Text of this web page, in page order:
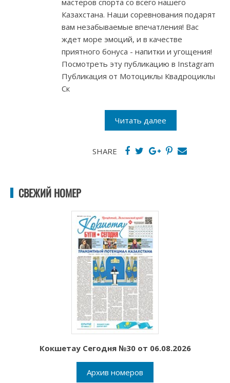
мастеров спорта со всего нашего
Казахстана. Наши соревнования подарят
вам незабываемые впечатления! Вас
ждет море эмоций, и в качестве
приятного бонуса - напитки и угощения!
Посмотреть эту публикацию в Instagram
Публикация от Мотоциклы Квадроциклы
Ск
Читать далее
SHARE
СВЕЖИЙ НОМЕР
Кокшетау Сегодня №30 от 06.08.2026
Архив номеров